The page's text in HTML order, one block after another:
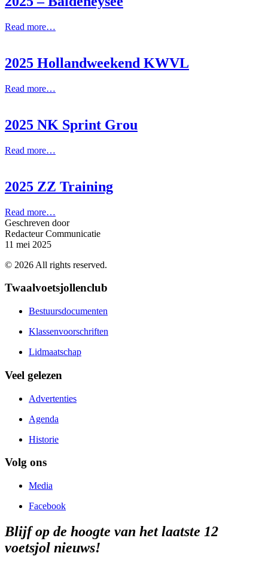
Read more…
2025 Hollandweekend KWVL
Read more…
2025 NK Sprint Grou
Read more…
2025 ZZ Training
Read more…
Geschreven door
Redacteur Communicatie
11 mei 2025
© 2026 All rights reserved.
Twaalvoetsjollenclub
Bestuursdocumenten
Klassenvoorschriften
Lidmaatschap
Veel gelezen
Advertenties
Agenda
Historie
Volg ons
Media
Facebook
Blijf op de hoogte van het laatste 12
voetsjol nieuws!